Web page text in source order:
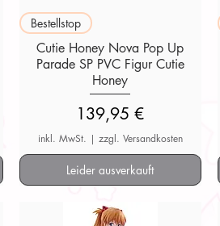
Schnellansicht
Bestellstop
Cutie Honey Nova Pop Up
Parade SP PVC Figur Cutie
Honey
Preis
139,95 €
inkl. MwSt. | zzgl. Versandkosten
Leider ausverkauft